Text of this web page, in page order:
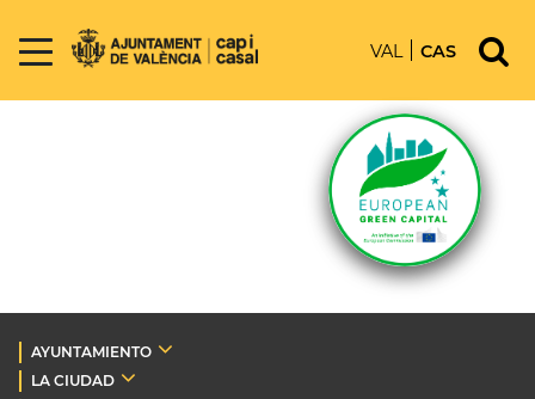
VAL CAS
AYUNTAMIENTO
LA CIUDAD